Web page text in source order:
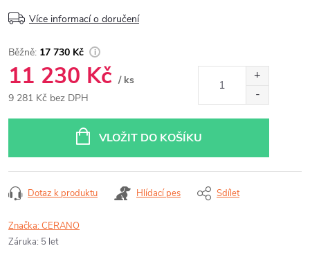
Více informací o doručení
17 730 Kč
11 230 Kč / ks
9 281 Kč bez DPH
VLOŽIT DO KOŠÍKU
Dotaz k produktu Hlídací pes Sdílet
Značka:CERANO
Záruka: 5 let